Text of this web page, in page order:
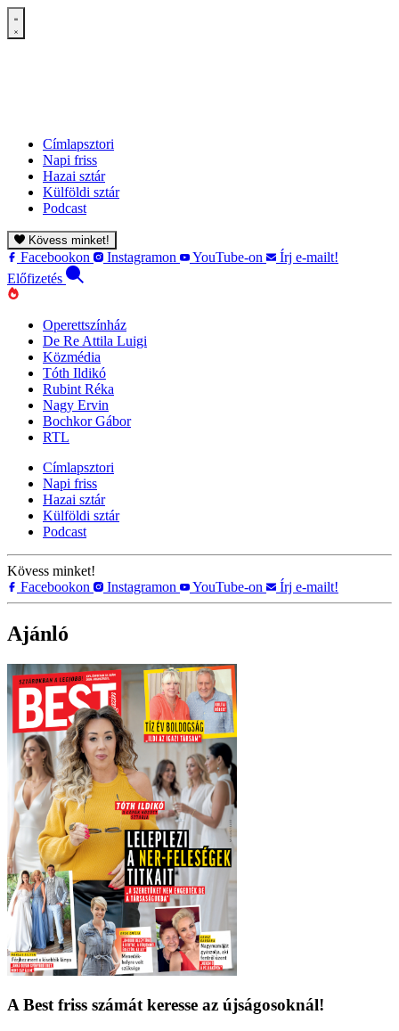
Címlapsztori
Napi friss
Hazai sztár
Külföldi sztár
Podcast
Kövess minket!
Facebookon Instagramon YouTube-on
Írj e-mailt!
Előfizetés
Operettszínház
De Re Attila Luigi
Közmédia
Tóth Ildikó
Rubint Réka
Nagy Ervin
Bochkor Gábor
RTL
Címlapsztori
Napi friss
Hazai sztár
Külföldi sztár
Podcast
Kövess minket!
Facebookon
Instagramon YouTube-on Írj e-mailt!
Ajánló
A Best friss számát keresse az újságosoknál!